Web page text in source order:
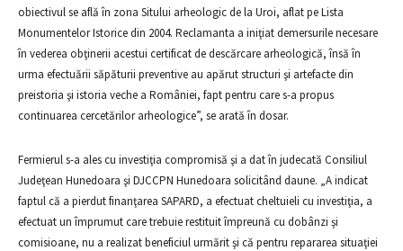
obiectivul se află în zona Sitului arheologic de la Uroi, aflat pe Lista
Monumentelor Istorice din 2004. Reclamanta a iniţiat demersurile necesare
în vederea obţinerii acestui certificat de descărcare arheologică, însă în
urma efectuării săpăturii preventive au apărut structuri şi artefacte din
preistoria şi istoria veche a României, fapt pentru care s-a propus
continuarea cercetărilor arheologice”, se arată în dosar.
Fermierul s-a ales cu investiţia compromisă şi a dat în judecată Consiliul
Judeţean Hunedoara şi DJCCPN Hunedoara solicitând daune. „A indicat
faptul că a pierdut finanţarea SAPARD, a efectuat cheltuieli cu investiţia, a
efectuat un împrumut care trebuie restituit împreună cu dobânzi şi
comisioane, nu a realizat beneficiul urmărit şi că pentru repararea situaţiei